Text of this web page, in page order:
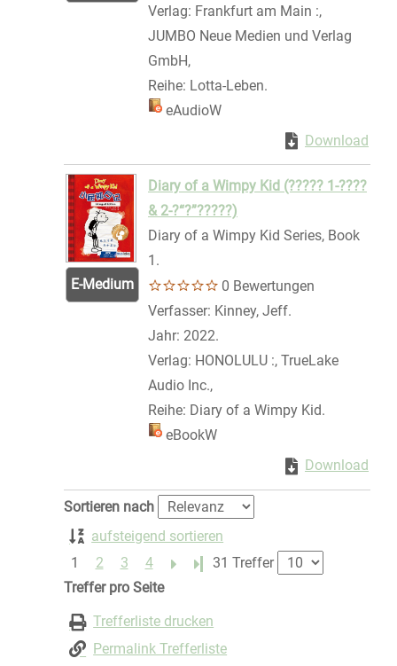
Verlag: Frankfurt am Main :,
JUMBO Neue Medien und Verlag
GmbH,
Reihe: Lotta-Leben.
Mediengruppe:
eAudioW
Zum Download
Download
E-Medium
Diary of a Wimpy Kid (????? 1-????
& 2-?“?”?????)
Diary of a Wimpy Kid Series, Book
1.
0 Bewertungen
Verfasser: Kinney, Jeff.
Jahr: 2022.
Verlag: HONOLULU :, TrueLake
Audio Inc.,
Reihe: Diary of a Wimpy Kid.
Mediengruppe:
eBookW
Zum Download
Download
Zu den Suchfiltern springen
Sortieren nach
aufsteigend sortieren
1
2 3 4 Letzte Seite
31 Treffer
Treffer pro Seite
Trefferliste drucken
Permalink Trefferliste